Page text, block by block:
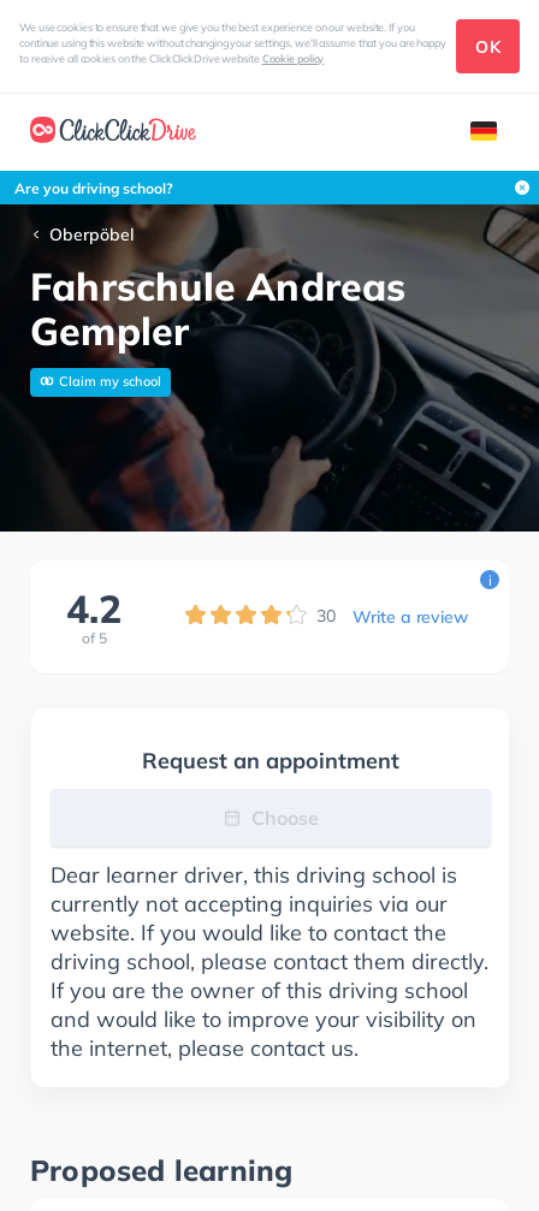
We use cookies to ensure that we give you the best experience on our website. If you
continue using this website without changing your settings, we'll assume that you are happy
to receive all cookies on the ClickClickDrive websiteCookie policy
OK
Are you driving school?
Oberpöbel
Fahrschule Andreas
Gempler
Claim my school
4.2
of 5
30 Write a review
i
Request an appointment
Choose
Dear learner driver, this driving school is
currently not accepting inquiries via our
website. If you would like to contact the
driving school, please contact them directly.
If you are the owner of this driving school
and would like to improve your visibility on
the internet, please contact us.
Proposed learning